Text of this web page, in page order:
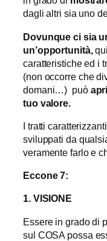
dagli altri sia uno
Dovunque ci sia
un’opportunità,
caratteristiche ed i
(non occorre che
domani…) può
tuo valore.
I tratti
sviluppati da
veramente farlo e
Eccone 7:
1. VISIONE
Essere in grado di
sul COSA possa